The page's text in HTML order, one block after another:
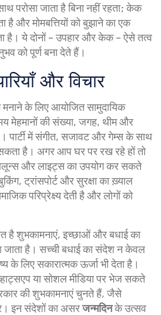
परोसा जाता हैबिना नहीं रहता; केक
है और मोमबत्तियों को बुझाने का एक
है। ये दोनों – उपहार और केक – ऐसे तत्व
को पूर्ण बना देते हैं।
और विचार
मनाने के लिए आयोजित सामुदायिक
मेहमानों की संख्या, जगह, थीम और
में संगीत, सजावट और गेम्स के साथ
है। अगर आप घर पर रख रहे हों तो
और लाइट्स का उपयोग कर सकते
ट्रांसपोर्ट और सुरक्षा का ख़्याल
परिप्रेक्ष्य देती है और लोगों को
हैशुभकामनाएं,इच्छाओं और बधाई का
जाता है । सच्ची बधाई का संदेश न केवल
के लिए सकारात्मक ऊर्जा भी देता है।
या सोशल मीडिया पर भेज सकते
की शुभकामनाएं चुनते हैं, जैसे
इन संदेशों का असरजन्मदिनके उत्सव